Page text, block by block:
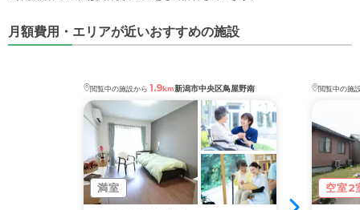
月額費用・エリアが近いおすすめの施設
閲覧中の施設から 1.9km新潟市中央区鳥屋野南
満室
閲覧中の施
空室2